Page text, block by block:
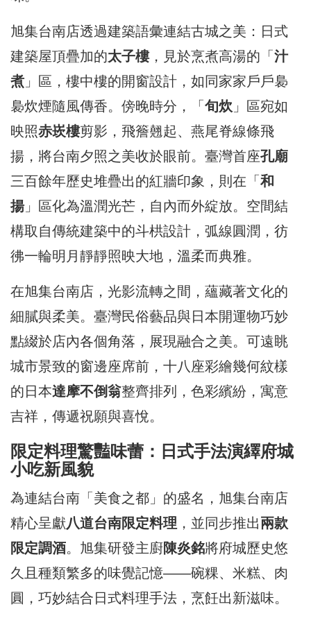
旭集台南店透過建築語彙連結古城之美：日式
建築屋頂疊加的太子樓，見於烹煮高湯的「汁
煮 」區，樓中樓的開窗設計，如同家家戶戶裊
裊炊煙隨風傳香。傍晚時分，「旬炊 」區宛如
映照赤崁樓剪影，飛簷翹起、燕尾脊線條飛
揚，將台南夕照之美收於眼前。臺灣首座孔廟
三百餘年歷史堆疊出的紅牆印象，則在「和
揚」區化為溫潤光芒，自內而外綻放。空間結
構取自傳統建築中的斗栱設計，弧線圓潤，彷
彿一輪明月靜靜照映大地，溫柔而典雅。
在旭集台南店，光影流轉之間，蘊藏著文化的
細膩與柔美。臺灣民俗藝品與日本開運物巧妙
點綴於店內各個角落，展現融合之美。可遠眺
城市景致的窗邊座席前，十八座彩繪幾何紋樣
的日本達摩不倒翁整齊排列，色彩繽紛，寓意
吉祥，傳遞祝願與喜悅。
限定料理驚豔味蕾：日式手法演繹府城
小吃新風貌
為連結台南「美食之都」的盛名，旭集台南店
精心呈獻八道台南限定料理 ，並同步推出兩款
限定調酒。旭集研發主廚陳炎銘將府城歷史悠
久且種類繁多的味覺記憶——碗粿、米糕、肉
圓，巧妙結合日式料理手法，烹飪出新滋味。